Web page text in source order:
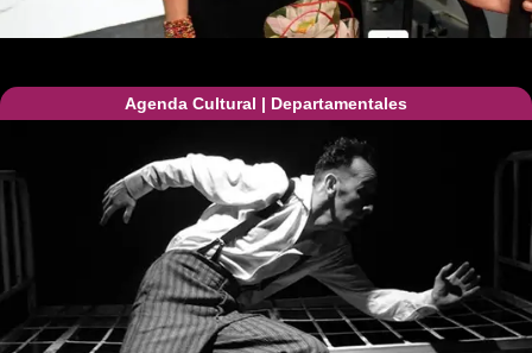
Agenda Cultural | Departamentales